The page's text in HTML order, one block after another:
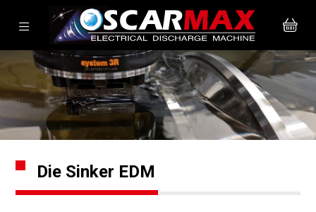
Die Sinker EDM